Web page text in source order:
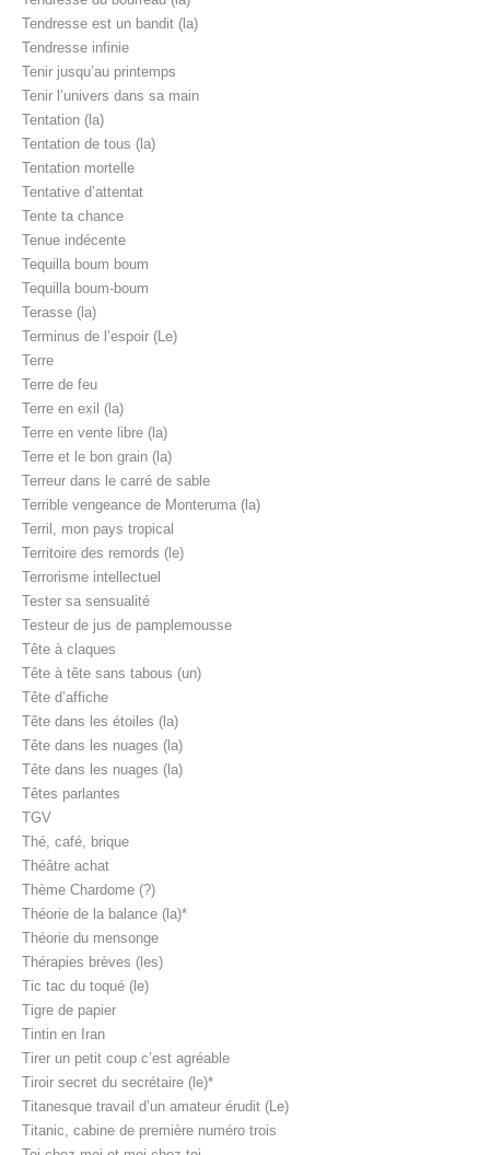
Tendresse est un bandit (la)
Tendresse infinie
Tenir jusqu’au printemps
Tenir l’univers dans sa main
Tentation (la)
Tentation de tous (la)
Tentation mortelle
Tentative d’attentat
Tente ta chance
Tenue indécente
Tequilla boum boum
Tequilla boum-boum
Terasse (la)
Terminus de l’espoir (Le)
Terre
Terre de feu
Terre en exil (la)
Terre en vente libre (la)
Terre et le bon grain (la)
Terreur dans le carré de sable
Terrible vengeance de Monteruma (la)
Terril, mon pays tropical
Territoire des remords (le)
Terrorisme intellectuel
Tester sa sensualité
Testeur de jus de pamplemousse
Tête à claques
Tête à tête sans tabous (un)
Tête d’affiche
Tête dans les étoiles (la)
Tête dans les nuages (la)
Tête dans les nuages (la)
Têtes parlantes
TGV
Thé, café, brique
Théâtre achat
Thème Chardome (?)
Théorie de la balance (la)*
Théorie du mensonge
Thérapies brèves (les)
Tic tac du toqué (le)
Tigre de papier
Tintin en Iran
Tirer un petit coup c’est agréable
Tiroir secret du secrétaire (le)*
Titanesque travail d’un amateur érudit (Le)
Titanic, cabine de première numéro trois